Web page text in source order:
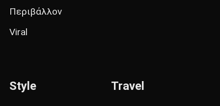
Περιβάλλον
Viral
Style Travel